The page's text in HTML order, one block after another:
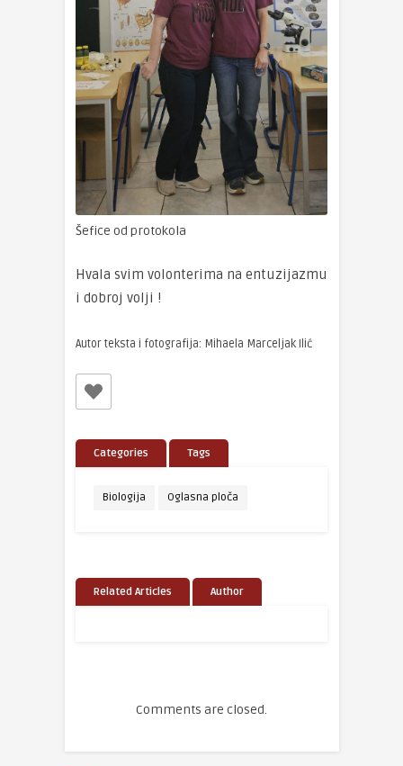
Šefice od protokola
Hvala svim volonterima na entuzijazmu
i dobroj volji !
Autor teksta i fotografija: Mihaela Marceljak Ilić
Categories Tags
Biologija Oglasna ploča
Related Articles Author
Comments are closed.